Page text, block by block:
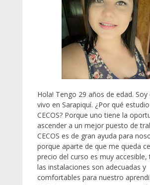
Hola! Tengo 29 años de edad. Soy
vivo en Sarapiquí. ¿Por qué
CECOS? Porque uno tiene la
ascender a un mejor puesto de
CECOS es de gran ayuda para
porque aparte de que me queda
precio del curso es muy accesible,
las instalaciones son adecuadas y
comfortables para nuestro